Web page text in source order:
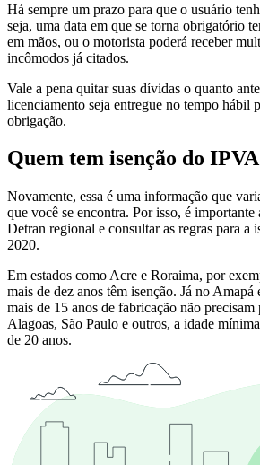
Há sempre um prazo para que o usuário
seja, uma data em que se torna obrigatório
em mãos, ou o motorista poderá receber
incômodos já citados.
Vale a pena quitar suas dívidas o quanto
licenciamento seja entregue no tempo hábil
obrigação.
Quem tem isenção do
Novamente, essa é uma informação que
que você se encontra. Por isso, é importante
Detran regional e consultar as regras para a
2020.
Em estados como Acre e Roraima, por
mais de dez anos têm isenção. Já no
mais de 15 anos de fabricação não
Alagoas, São Paulo e outros, a idade
de 20 anos.